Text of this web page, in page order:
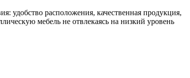
удобство расположения, качественная продукция,
мебель не отвлекаясь на низкий уровень